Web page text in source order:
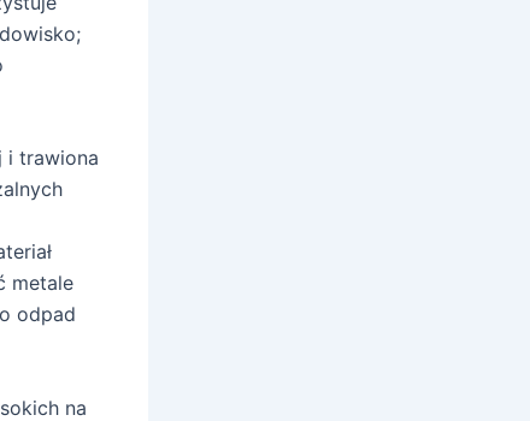
i trawiona
metale
odpad
na